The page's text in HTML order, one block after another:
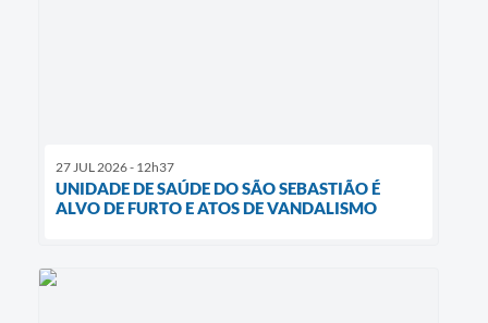
27 JUL 2026 - 12h37
UNIDADE DE SAÚDE DO SÃO SEBASTIÃO É
ALVO DE FURTO E ATOS DE VANDALISMO